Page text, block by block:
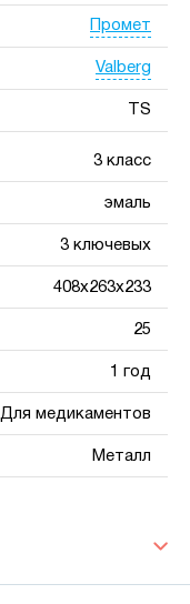
Промет
Valberg
TS
3 класс
эмаль
3 ключевых
408x263x233
25
1 год
Для медикаментов
Металл